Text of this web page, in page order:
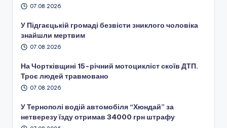
07.08.2026
У Підгаєцькій громаді безвісти зниклого чоловіка
знайшли мертвим
07.08.2026
На Чортківщині 15-річний мотоцикліст скоїв ДТП.
Троє людей травмовано
07.08.2026
У Тернополі водій автомобіля “Хюндай” за
нетверезу їзду отримав 34000 грн штрафу